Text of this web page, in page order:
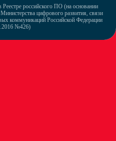
российского ПО (на основании
цифрового развития, связи
коммуникаций Российской Федерации
№426)